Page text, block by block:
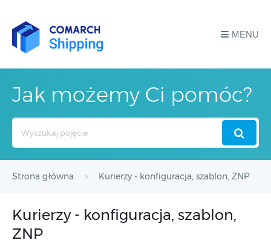
MENU
Jak możemy Ci pomóc?
Strona główna Kurierzy - konfiguracja, szablon, ZNP
Kurierzy - konfiguracja, szablon,
ZNP